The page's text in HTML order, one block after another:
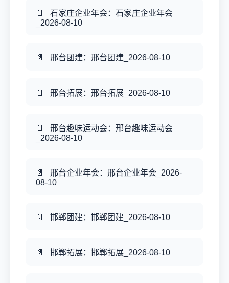
石家庄企业年会：石家庄企业年会
_2026-08-10
邢台团建：邢台团建_2026-08-10
邢台拓展：邢台拓展_2026-08-10
邢台趣味运动会：邢台趣味运动会
_2026-08-10
邢台企业年会：邢台企业年会_2026-
08-10
邯郸团建：邯郸团建_2026-08-10
邯郸拓展：邯郸拓展_2026-08-10